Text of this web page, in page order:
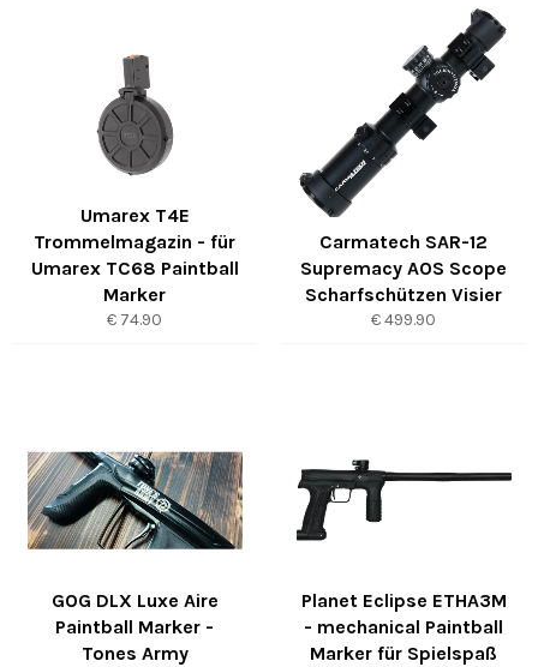
Umarex T4E
Trommelmagazin - für
Umarex TC68 Paintball
Marker
Normaler
€ 74.90
Carmatech SAR-12
Supremacy AOS Scope
Scharfschützen Visier
Normaler
€ 499.90
GOG DLX Luxe Aire
Paintball Marker -
Tones Army
Planet Eclipse ETHA3M
- mechanical Paintball
Marker für Spielspaß